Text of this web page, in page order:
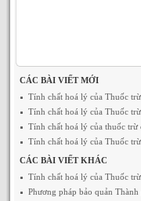
CÁC BÀI VIẾT MỚI
Tính chất hoá lý của Thuốc
Tính chất hoá lý của Thuốc
Tính chất hoá lý của thuốc trừ
Tính chất hoá lý của Thuốc
CÁC BÀI VIẾT KHÁC
Tính chất hoá lý của Thuốc trừ
Phương pháp bảo quản Thành